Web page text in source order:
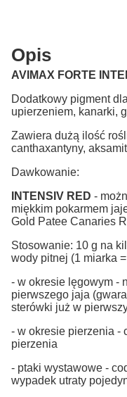
Opis
AVIMAX FORTE
Dodatkowy pigment
upierzeniem, kanarki,
Zawiera dużą ilość
canthaxantyny,
Dawkowanie:
INTENSIV RED -
miękkim pokarmem
Gold Patee Canaries
Stosowanie: 10 g na
wody pitnej (1 miarka
- w okresie lęgowym -
pierwszego jaja
sterówki już w
- w okresie pierzenia -
pierzenia
- ptaki wystawowe -
wypadek utraty